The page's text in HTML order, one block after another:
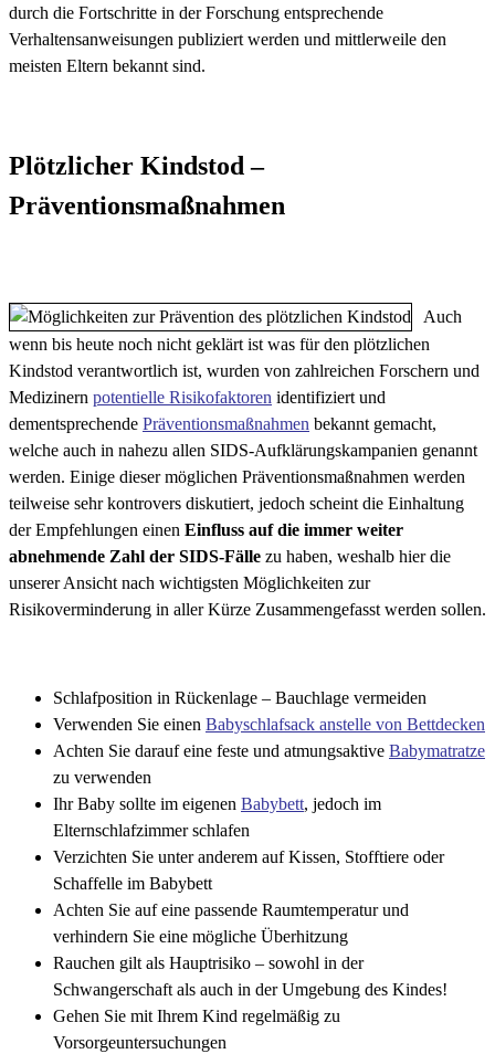
durch die Fortschritte in der Forschung entsprechende
Verhaltensanweisungen publiziert werden und mittlerweile den
meisten Eltern bekannt sind.
Plötzlicher Kindstod –
Präventionsmaßnahmen
Auch
wenn bis heute noch nicht geklärt ist was für den plötzlichen
Kindstod verantwortlich ist, wurden von zahlreichen Forschern und
Medizinern potentielle Risikofaktoren identifiziert und
dementsprechende Präventionsmaßnahmen bekannt gemacht,
welche auch in nahezu allen SIDS-Aufklärungskampanien genannt
werden. Einige dieser möglichen Präventionsmaßnahmen werden
teilweise sehr kontrovers diskutiert, jedoch scheint die Einhaltung
der Empfehlungen einen Einfluss auf die immer weiter
abnehmende Zahl der SIDS-Fälle zu haben, weshalb hier die
unserer Ansicht nach wichtigsten Möglichkeiten zur
Risikoverminderung in aller Kürze Zusammengefasst werden sollen.
Schlafposition in Rückenlage – Bauchlage vermeiden
Verwenden Sie einen Babyschlafsack anstelle von Bettdecken
Achten Sie darauf eine feste und atmungsaktive Babymatratze
zu verwenden
Ihr Baby sollte im eigenen Babybett, jedoch im
Elternschlafzimmer schlafen
Verzichten Sie unter anderem auf Kissen, Stofftiere oder
Schaffelle im Babybett
Achten Sie auf eine passende Raumtemperatur und
verhindern Sie eine mögliche Überhitzung
Rauchen gilt als Hauptrisiko – sowohl in der
Schwangerschaft als auch in der Umgebung des Kindes!
Gehen Sie mit Ihrem Kind regelmäßig zu
Vorsorgeuntersuchungen